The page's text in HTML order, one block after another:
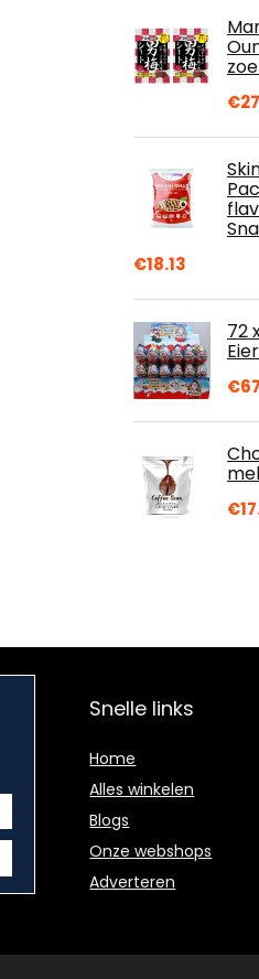
€
€18.13
72
€
€
Snelle links
Home
Alles winkelen
Blogs
Onze webshops
Adverteren